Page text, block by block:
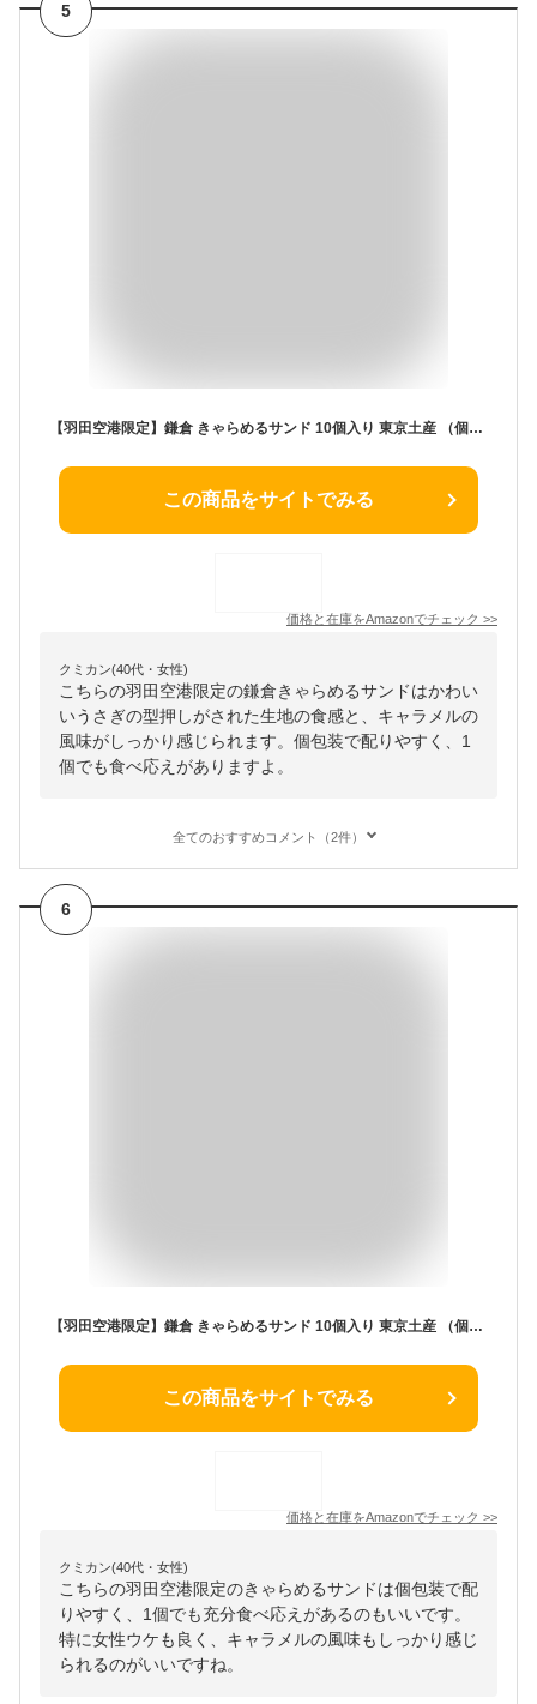
5
【羽田空港限定】鎌倉 きゃらめるサンド 10個入り 東京土産 （個包装、手提げ袋入り） (1箱)
この商品をサイトでみる
価格と在庫をAmazonでチェック >>
クミカン(40代・女性)
こちらの羽田空港限定の鎌倉きゃらめるサンドはかわい
いうさぎの型押しがされた生地の食感と、キャラメルの
風味がしっかり感じられます。個包装で配りやすく、1
個でも食べ応えがありますよ。
全てのおすすめコメント（2件）
6
【羽田空港限定】鎌倉 きゃらめるサンド 10個入り 東京土産 （個包装、手提げ袋入り） (2箱)
この商品をサイトでみる
価格と在庫をAmazonでチェック >>
クミカン(40代・女性)
こちらの羽田空港限定のきゃらめるサンドは個包装で配
りやすく、1個でも充分食べ応えがあるのもいいです。
特に女性ウケも良く、キャラメルの風味もしっかり感じ
られるのがいいですね。